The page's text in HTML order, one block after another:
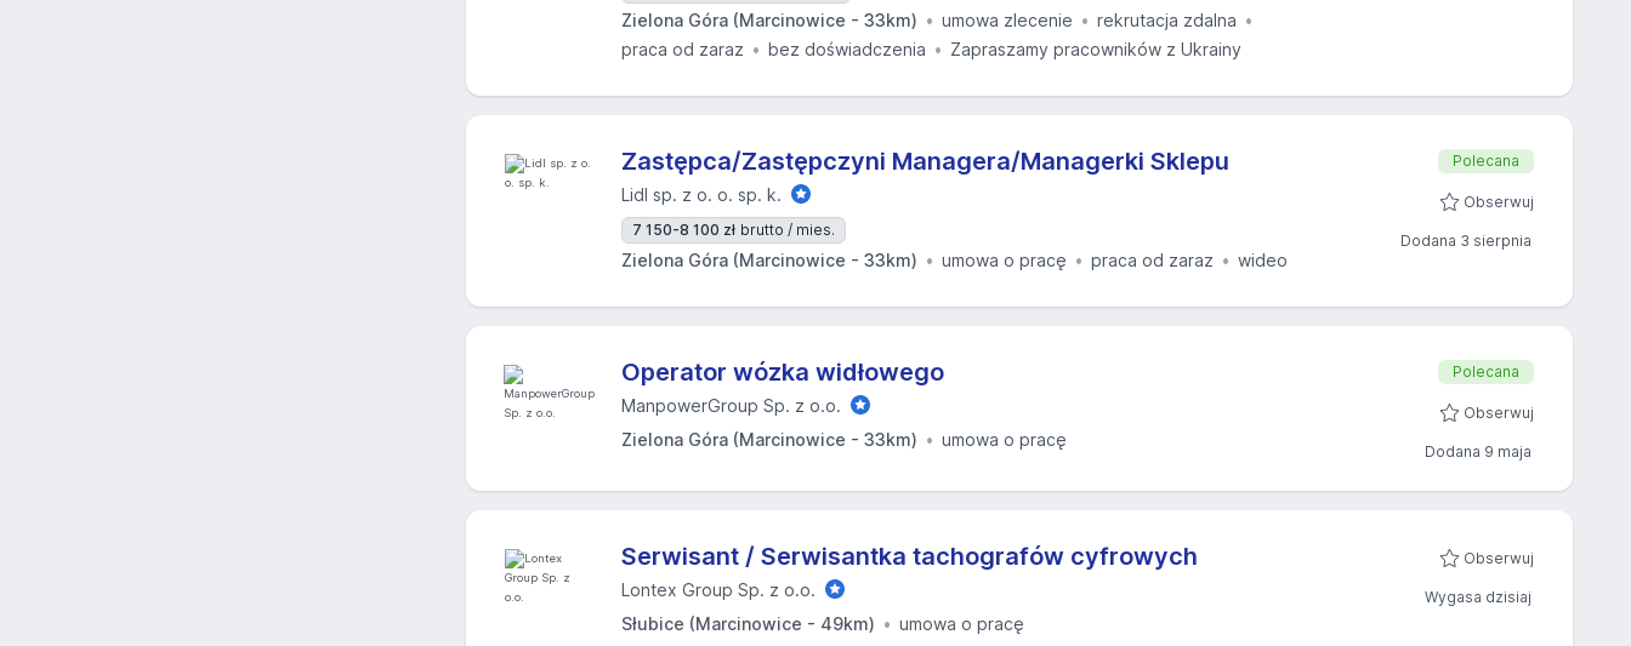
Zielona Góra (Marcinowice - 33km) umowa zlecenie
rekrutacja zdalna
praca od zaraz
bez doświadczenia Zapraszamy pracowników z Ukrainy
Zastępca/Zastępczyni Managera/Managerki Sklepu
Lidl sp. z o. o. sp. k.
7 150-8 100 zł brutto / mies.
Zielona Góra (Marcinowice - 33km) umowa o pracę praca od zaraz wideo
Polecana
Obserwuj
Dodana 3 sierpnia
Operator wózka widłowego
ManpowerGroup Sp. z o.o.
Zielona Góra (Marcinowice - 33km)
umowa o pracę
Polecana
Obserwuj
Dodana 9 maja
Serwisant / Serwisantka tachografów cyfrowych
Lontex Group Sp. z o.o.
Słubice (Marcinowice - 49km)
umowa o pracę
Obserwuj
Wygasa dzisiaj